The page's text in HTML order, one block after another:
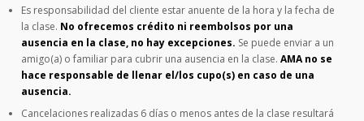
Es responsabilidad del cliente estar anuente de la hora y la fecha de
la clase. No ofrecemos crédito ni reembolsos por una
ausencia en la clase, no hay excepciones. Se puede enviar a un
amigo(a) o familiar para cubrir una ausencia en la clase.AMA no se
hace responsable de llenar el/los cupo(s) en caso de una
ausencia.
Cancelaciones realizadas 6 días o menos antes de la clase resultará